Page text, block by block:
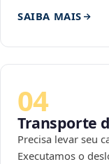
SAIBA MAIS
04
Transporte
Precisa levar seu
Executamos o